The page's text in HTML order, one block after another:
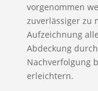
vorgenommen
zuverlässiger zu
Aufzeichnung
Abdeckung
Nachverfolgung
erleichtern.